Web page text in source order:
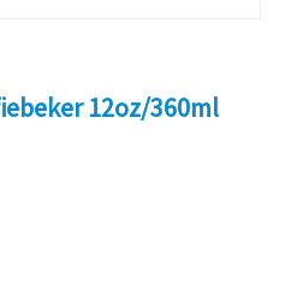
12oz/360ml